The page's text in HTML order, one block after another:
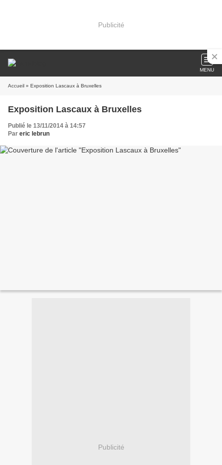
Publicité
MENU
Accueil » Exposition Lascaux à Bruxelles
Exposition Lascaux à Bruxelles
Publié le 13/11/2014 à 14:57
Par eric lebrun
Publicité